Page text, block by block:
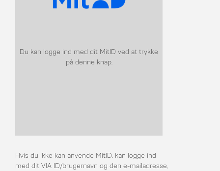
Du kan logge ind med dit MitID ved at trykke
på denne knap.
Hvis du ikke kan anvende MitID, kan logge ind
med dit VIA ID/brugernavn og den e-mailadresse,